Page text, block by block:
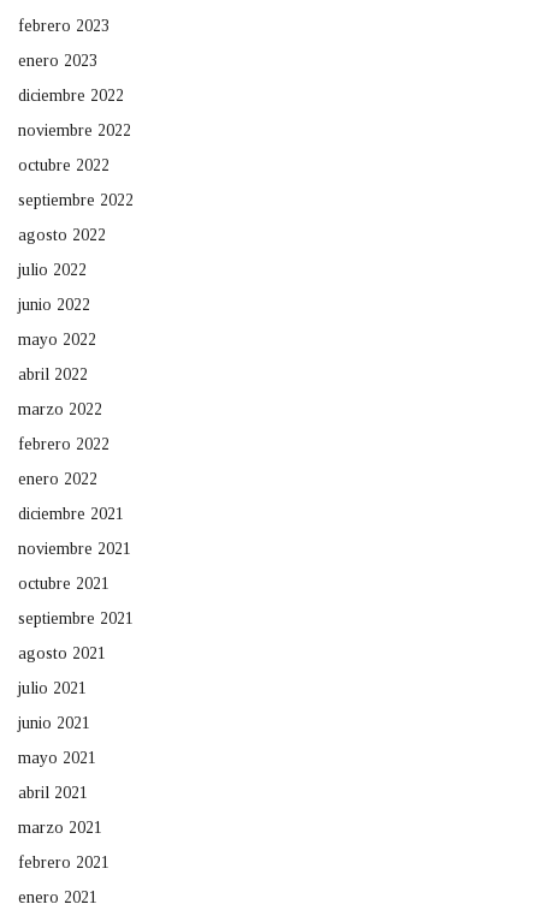
febrero 2023
enero 2023
diciembre 2022
noviembre 2022
octubre 2022
septiembre 2022
agosto 2022
julio 2022
junio 2022
mayo 2022
abril 2022
marzo 2022
febrero 2022
enero 2022
diciembre 2021
noviembre 2021
octubre 2021
septiembre 2021
agosto 2021
julio 2021
junio 2021
mayo 2021
abril 2021
marzo 2021
febrero 2021
enero 2021